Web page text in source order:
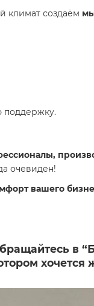
климат создаём
поддержку.
очевиден!
вашего
в
хочется